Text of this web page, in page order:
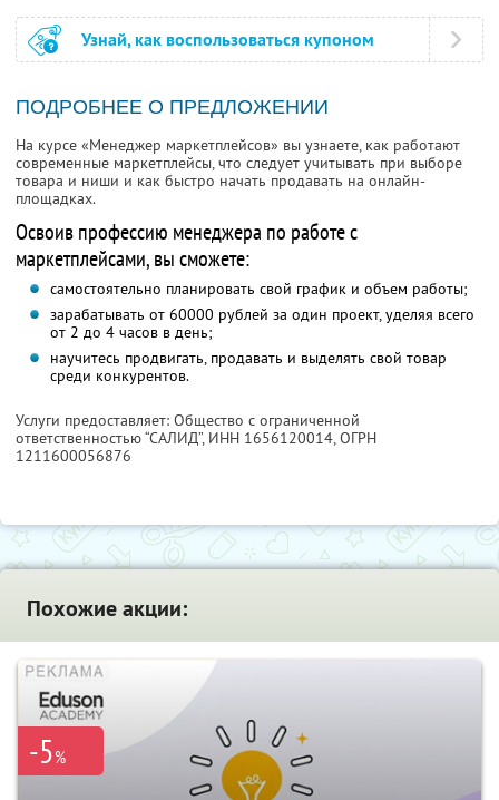
Узнай, как воспользоваться купоном
ПОДРОБНЕЕ О ПРЕДЛОЖЕНИИ
На курсе «Менеджер маркетплейсов» вы узнаете, как работают
современные маркетплейсы, что следует учитывать при выборе
товара и ниши и как быстро начать продавать на онлайн-
площадках.
Освоив профессию менеджера по работе с
маркетплейсами, вы сможете:
самостоятельно планировать свой график и объем работы;
зарабатывать от 60000 рублей за один проект, уделяя всего
от 2 до 4 часов в день;
научитесь продвигать, продавать и выделять свой товар
среди конкурентов.
Услуги предоставляет: Общество с ограниченной
ответственностью “САЛИД”, ИНН 1656120014, ОГРН
1211600056876
Похожие акции:
-5%